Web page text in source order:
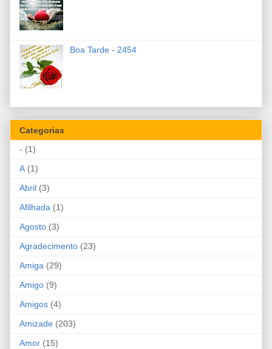
Boa Tarde - 2454
Categorias
- (1)
A (1)
Abril (3)
Afilhada (1)
Agosto (3)
Agradecimento (23)
Amiga (29)
Amigo (9)
Amigos (4)
Amizade (203)
Amor (15)